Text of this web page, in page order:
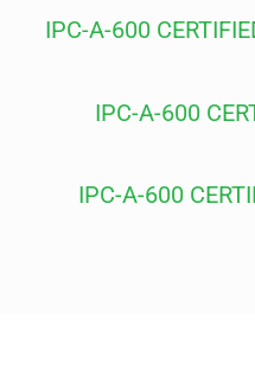
IPC-A-600
IPC-A-600
IPC-A-600